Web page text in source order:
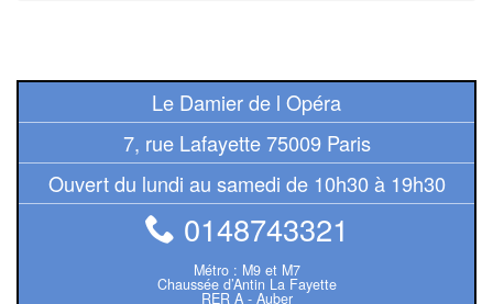
Escape
Enquête
Le Damier de l Opéra
7, rue Lafayette 75009 Paris
Ouvert du lundi au samedi de 10h30 à 19h30
0148743321
Métro : M9 et M7
Chaussée d’Antin La Fayette
RER A - Auber